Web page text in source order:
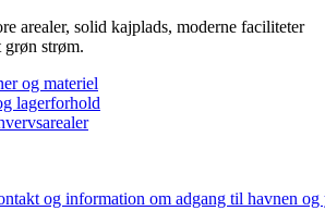
arealer, solid kajplads, moderne faciliteter
grøn strøm.
og materiel
lagerforhold
og information om adgang til havnen og